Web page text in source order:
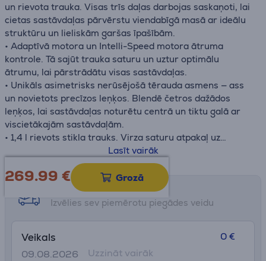
un rievota trauka. Visas trīs daļas darbojas saskaņoti, lai
cietas sastāvdaļas pārvērstu viendabīgā masā ar ideālu
struktūru un lieliskām garšas īpašībām.
• Adaptīvā motora un Intelli-Speed motora ātruma
kontrole. Tā sajūt trauka saturu un uztur optimālu
ātrumu, lai pārstrādātu visas sastāvdaļas.
• Unikāls asimetrisks nerūsējošā tērauda asmens — ass
un novietots precīzos leņķos. Blendē četros dažādos
leņķos, lai sastāvdaļas noturētu centrā un tiktu galā ar
viscietākajām sastāvdaļām.
• 1,4 l rievots stikla trauks. Virza saturu atpakaļ uz
asmeņiem, radot efektīvu blendēšanas virpuli, lai viegli
pārstrādātu cietas sastāvdaļas.
• Vienkārša un intuitīva vadība: viena ciparnīca ar pieciem
maināmiem ātrumiem, ieskaitot pulsa režīmu, trīs
iepriekš iestatītas recepšu programmas (ledus
un struktūru ar vairākiem maināmiem ātrumiem.
Lasīt vairāk
269.99 € Grozā
Saņemšanas iespējas
Izvēlies sev piemērotu piegādes veidu
Veikals
09.08.2026
0 €
Uzzināt vairāk